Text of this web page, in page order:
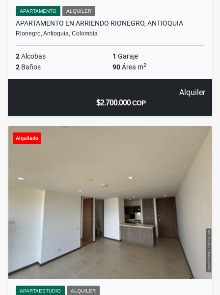
APARTAMENTO ALQUILER
APARTAMENTO EN ARRIENDO RIONEGRO, ANTIOQUIA
Rionegro, Antioquia, Colombia
2Alcobas 1 Garaje
2 Baños 90Área m2
Alquiler
$2.700.000COP
Alquilado
APARTAESTUDIO ALQUILER